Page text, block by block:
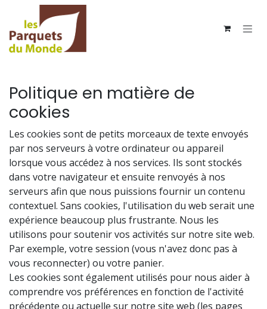
Se rendre au contenu
Politique en matière de
cookies
Les cookies sont de petits morceaux de texte envoyés
par nos serveurs à votre ordinateur ou appareil
lorsque vous accédez à nos services. Ils sont stockés
dans votre navigateur et ensuite renvoyés à nos
serveurs afin que nous puissions fournir un contenu
contextuel. Sans cookies, l'utilisation du web serait une
expérience beaucoup plus frustrante. Nous les
utilisons pour soutenir vos activités sur notre site web.
Par exemple, votre session (vous n'avez donc pas à
vous reconnecter) ou votre panier.
Les cookies sont également utilisés pour nous aider à
comprendre vos préférences en fonction de l'activité
précédente ou actuelle sur notre site web (les pages